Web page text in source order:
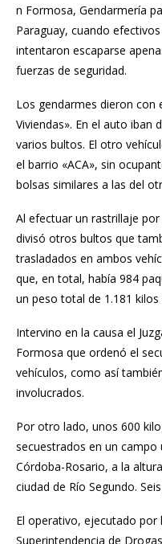
n Formosa, Gendarmería
Paraguay, cuando
intentaron escaparse
fuerzas de seguridad.
Los gendarmes dieron con
Viviendas». En el auto iban
varios bultos. El otro
el barrio «ACA», sin
bolsas similares a las del
Al efectuar un rastrillaje
divisó otros bultos que
trasladados en ambos
que, en total, había 984
un peso total de 1.181
Intervino en la causa el
Formosa que ordenó el
vehículos, como así
involucrados.
Por otro lado, unos 600
secuestrados en un
Córdoba-Rosario, a la
ciudad de Río Segundo.
El operativo, ejecutado por
Superintendencia de